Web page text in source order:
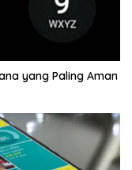
yang Paling Aman